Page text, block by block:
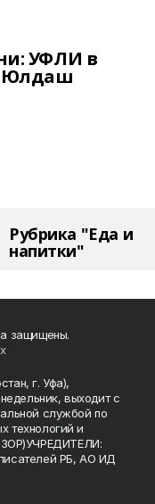
УФЛИ в
Юлдаш
Рубрика "Еда и
напитки"
защищены.
г. Уфа),
выходит с
службой по
технологий и
РБ, АО ИД